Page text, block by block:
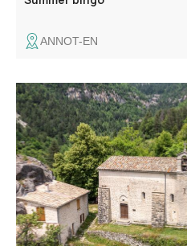
ANNOT-EN
Ouverture au public de cette
12ème siècle !